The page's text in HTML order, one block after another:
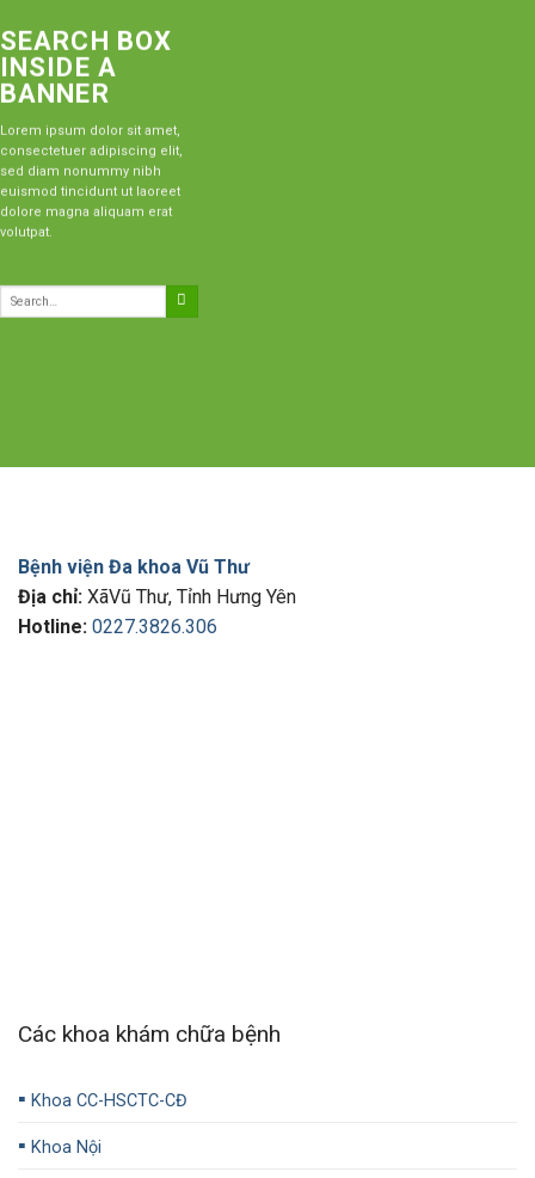
SEARCH BOX
INSIDE A
BANNER
Lorem ipsum dolor sit amet,
consectetuer adipiscing elit,
sed diam nonummy nibh
euismod tincidunt ut laoreet
dolore magna aliquam erat
volutpat.
Bệnh viện Đa khoa Vũ Thư
Địa chỉ: XãVũ Thư, Tỉnh Hưng Yên
Hotline: 0227.3826.306
Các khoa khám chữa bệnh
▪️ Khoa CC-HSCTC-CĐ
▪️ Khoa Nội